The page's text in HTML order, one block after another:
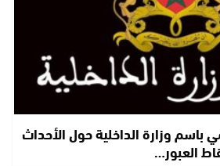
باسم وزارة الداخلية حول الأحداث
العبور…